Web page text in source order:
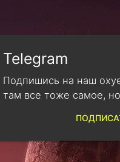
Telegram
Подпишись на наш
там все тоже самое,